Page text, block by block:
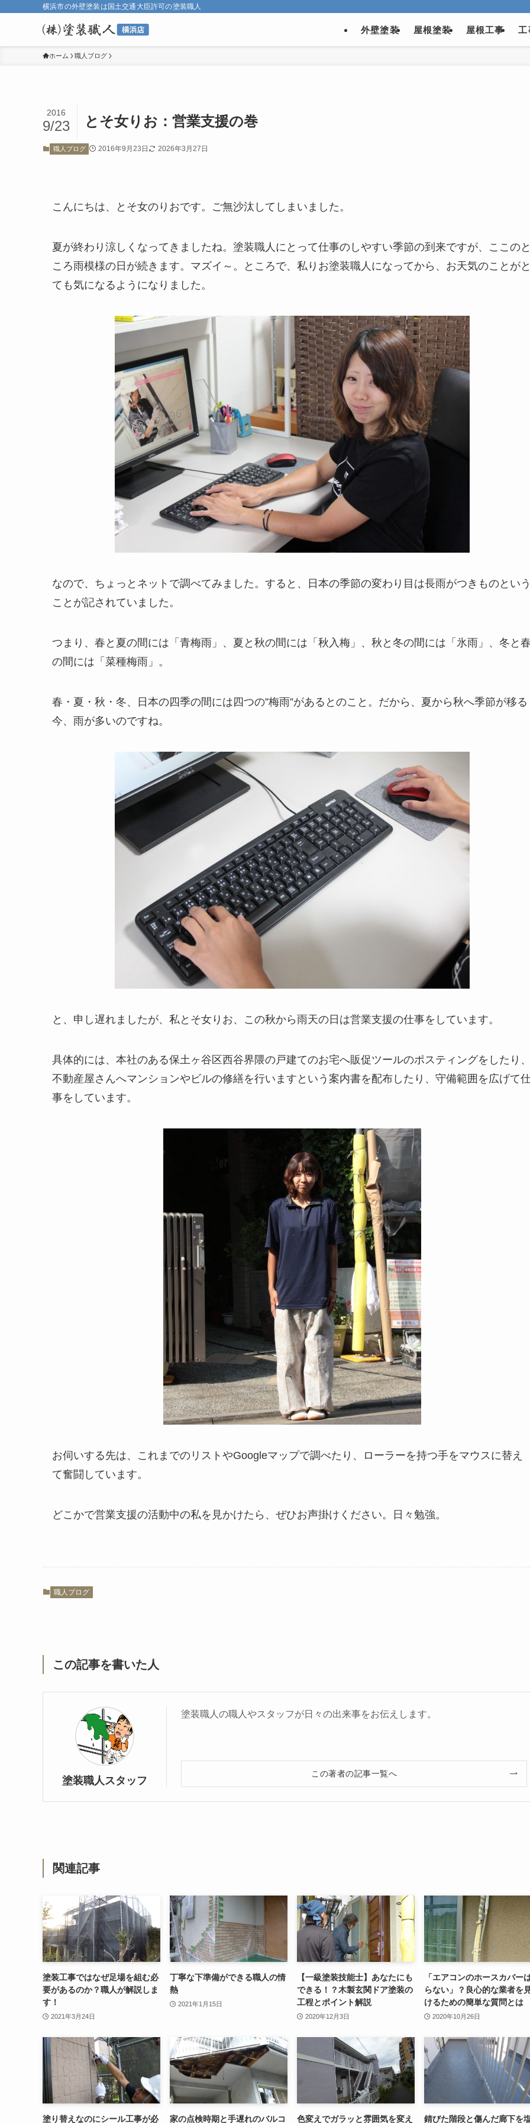
横浜市の外壁塗装は国土交通大臣許可の塗装職人
外壁塗装 屋根塗装 屋根工事 工
ホーム 職人ブログ
とそ女りお：営業支援の巻
2016
9/23
職人ブログ 2016年9月23日 2026年3月27日
こんにちは、とそ女のりおです。ご無沙汰してしまいました。
夏が終わり涼しくなってきましたね。塗装職人にとって仕事のしやすい季節の到来ですが、ここの
ころ雨模様の日が続きます。マズイ～。ところで、私りお塗装職人になってから、お天気のことが
ても気になるようになりました。
なので、ちょっとネットで調べてみました。すると、日本の季節の変わり目は長雨がつきものとい
ことが記されていました。
つまり、春と夏の間には「青梅雨」、夏と秋の間には「秋入梅」、秋と冬の間には「氷雨」、冬と
の間には「菜種梅雨」。
春・夏・秋・冬、日本の四季の間には四つの”梅雨”があるとのこと。だから、夏から秋へ季節が移る
今、雨が多いのですね。
と、申し遅れましたが、私とそ女りお、この秋から雨天の日は営業支援の仕事をしています。
具体的には、本社のある保土ヶ谷区西谷界隈の戸建てのお宅へ販促ツールのポスティングをしたり
不動産屋さんへマンションやビルの修繕を行いますという案内書を配布したり、守備範囲を広げて
事をしています。
お伺いする先は、これまでのリストやGoogleマップで調べたり、ローラーを持つ手をマウスに替え
て奮闘しています。
どこかで営業支援の活動中の私を見かけたら、ぜひお声掛けください。日々勉強。
職人ブログ
この記事を書いた人
塗装職人スタッフ
塗装職人の職人やスタッフが日々の出来事をお伝えします。
この著者の記事一覧へ
関連記事
塗装工事ではなぜ足場を組む必
要があるのか？職人が解説しま
す！
2021年3月24日
丁寧な下準備ができる職人の情
熱
2021年1月15日
【一級塗装技能士】あなたにも
できる！？木製玄関ドア塗装の
工程とポイント解説
2020年12月3日
「エアコンのホースカバー
らない」？良心的な業者を
けるための簡単な質問とは
2020年10月26日
塗り替えなのにシール工事が必 家の点検時期と手遅れのバルコ 色変えでガラッと雰囲気を変え 錆びた階段と傷んだ廊下を